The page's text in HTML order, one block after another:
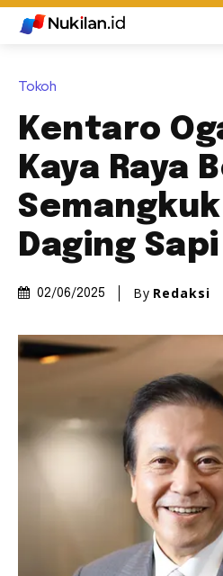
Tokoh
Kentaro
Kaya Raya
Daging Sapi
02/06/2025 By Redaksi